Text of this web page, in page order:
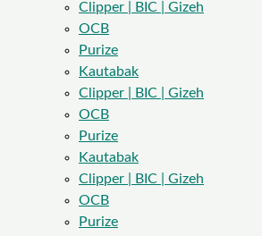
Clipper | BIC | Gizeh
OCB
Purize
Kautabak
Clipper | BIC | Gizeh
OCB
Purize
Kautabak
Clipper | BIC | Gizeh
OCB
Purize